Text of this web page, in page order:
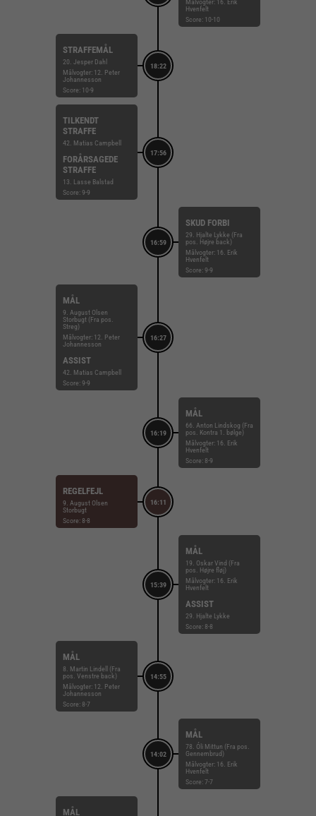
Målvogter: 16. Erik
Hvenfelt
Score: 10-10
18:22
STRAFFEMÅL
20. Jesper Dahl
Målvogter: 12. Peter
Johannesson
Score: 10-9
17:56
TILKENDT
STRAFFE
42. Matias Campbell
FORÅRSAGEDE
STRAFFE
13. Lasse Balstad
Score: 9-9
16:59
SKUD FORBI
29. Hjalte Lykke (Fra
pos. Højre back)
Målvogter: 16. Erik
Hvenfelt
Score: 9-9
16:27
MÅL
9. August Olsen
Storbugt (Fra pos.
Streg)
Målvogter: 12. Peter
Johannesson
ASSIST
42. Matias Campbell
Score: 9-9
16:19
MÅL
66. Anton Lindskog (Fra
pos. Kontra 1. bølge)
Målvogter: 16. Erik
Hvenfelt
Score: 8-9
16:11
REGELFEJL
9. August Olsen
Storbugt
Score: 8-8
15:39
MÅL
19. Oskar Vind (Fra
pos. Højre fløj)
Målvogter: 16. Erik
Hvenfelt
ASSIST
29. Hjalte Lykke
Score: 8-8
14:55
MÅL
8. Martin Lindell (Fra
pos. Venstre back)
Målvogter: 12. Peter
Johannesson
Score: 8-7
14:02
MÅL
78. Óli Mittun (Fra pos.
Gennembrud)
Målvogter: 16. Erik
Hvenfelt
Score: 7-7
MÅL